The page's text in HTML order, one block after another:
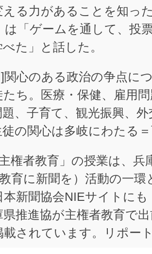
える力があることを知っ
は「ゲームを通して、投
た」と話した。
関心のある政治の争点に
ち。医療・保健、雇用
、子育て、観光振興、
の関心は多岐にわたる
権者教育」の授業は、兵
育に新聞を）活動の一
本新聞協会NIEサイトに
推進協が主権者教育で
載されています。リポー